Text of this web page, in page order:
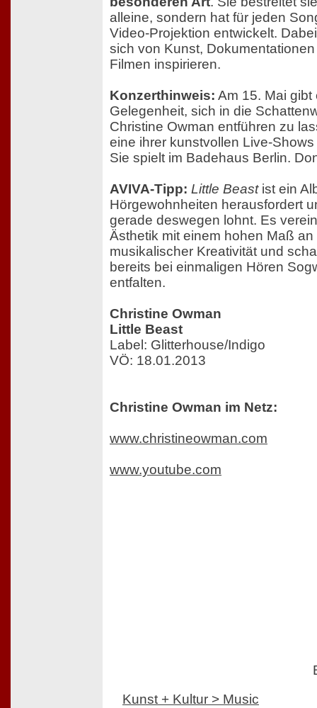
alleine, sondern hat für jeden
Video-Projektion entwickelt.
sich von Kunst,
Filmen inspirieren.
Konzerthinweis: Am 15. Mai gibt
Gelegenheit, sich in die
Christine Owman entführen zu
eine ihrer kunstvollen Live-
Sie spielt im Badehaus Berlin.
AVIVA-Tipp: Little Beastist ein
Hörgewohnheiten herausfordert
gerade deswegen lohnt. Es
Ästhetik mit einem hohen Maß an
musikalischer Kreativität und
bereits bei einmaligen Hören
entfalten.
Christine Owman
Little Beast
Label: Glitterhouse/Indigo
VÖ: 18.01.2013
Christine Owman im Netz:
www.christineowman.com
www.youtube.com
Kunst + Kultur > Music